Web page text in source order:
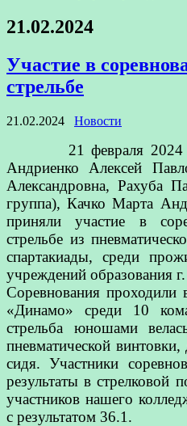
21.02.2024
Участие в
стрельбе
21.02.2024 Новости
21 февраля 2024
Андриенко Алексей
Александровна, Рахуба
группа), Качко Марта
приняли участие в
стрельбе из
спартакиады, среди
учреждений образования
Соревнования
«Динамо» среди 10
стрельба юношами
пневматической
сидя. Участники
результаты в стрелковой
участников нашего
с результатом 36.1.